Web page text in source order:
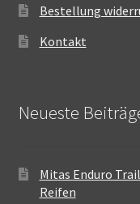
Bestellung
Kontakt
Neueste
Mitas Enduro
Reifen